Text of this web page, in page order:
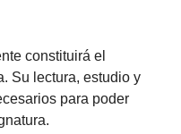
constituirá el
Su lectura, estudio y
para poder